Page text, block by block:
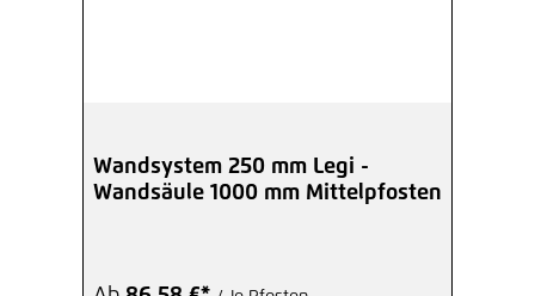
Wandsystem 250 mm Legi -
Wandsäule 1000 mm Mittelpfosten